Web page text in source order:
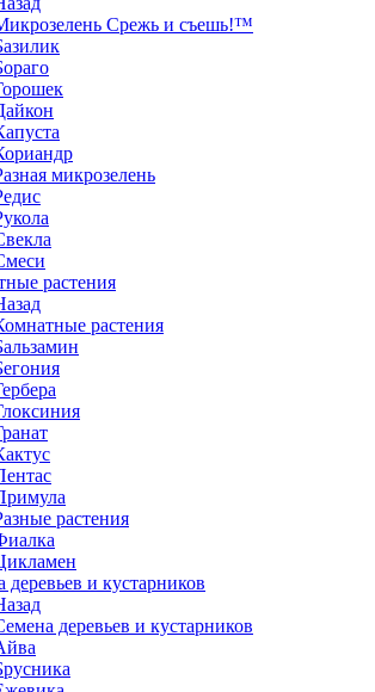
Срежь и съешь!™
микрозелень
растения
растения
растения
деревьев и кустарников
деревьев и кустарников